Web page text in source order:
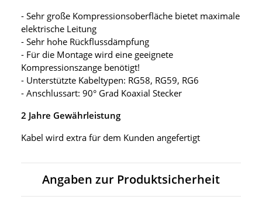
- Sehr große Kompressionsoberfläche bietet maximale
elektrische Leitung
- Sehr hohe Rückflussdämpfung
- Für die Montage wird eine geeignete
Kompressionszange benötigt!
- Unterstützte Kabeltypen: RG58, RG59, RG6
- Anschlussart: 90° Grad Koaxial Stecker
2 Jahre Gewährleistung
Kabel wird extra für dem Kunden angefertigt
Angaben zur Produktsicherheit